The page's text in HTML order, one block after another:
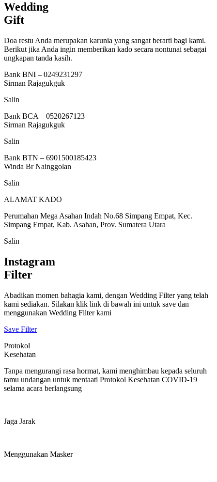
Wedding
Gift
Doa restu Anda merupakan karunia yang sangat berarti bagi kami.
Berikut jika Anda ingin memberikan kado secara nontunai sebagai
ungkapan tanda kasih.
Bank BNI – 0249231297
Sirman Rajagukguk
Salin
Bank BCA – 0520267123
Sirman Rajagukguk
Salin
Bank BTN – 6901500185423
Winda Br Nainggolan
Salin
ALAMAT KADO
Perumahan Mega Asahan Indah No.68 Simpang Empat, Kec.
Simpang Empat, Kab. Asahan, Prov. Sumatera Utara
Salin
Instagram
Filter
Abadikan momen bahagia kami, dengan Wedding Filter yang telah
kami sediakan. Silakan klik link di bawah ini untuk save dan
menggunakan Wedding Filter kami
Save Filter
Protokol
Kesehatan
Tanpa mengurangi rasa hormat, kami menghimbau kepada seluruh
tamu undangan untuk mentaati Protokol Kesehatan COVID-19
selama acara berlangsung
Jaga Jarak
Menggunakan Masker